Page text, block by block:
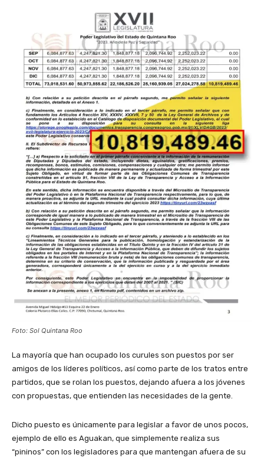
Foto: Sol Quintana Roo
La mayoría que han ocupado los curules son puestos por ser
amigos de los líderes políticos, así como parte de los tratos entre
partidos, que se rolan los puestos, dejando afuera a los jóvenes
con propuestas, que entienden las necesidades de la gente.
Dicho puesto es únicamente para legislar a favor de unos pocos,
ejemplo de ello es Aguakan, que simplemente realiza sus
“pininos” con los legisladores para que mantengan afuera de su